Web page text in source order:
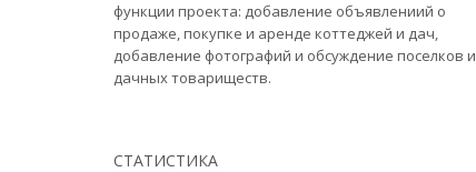
функции проекта: добавление объявлениий о
продаже, покупке и аренде коттеджей и дач,
добавление фотографий и обсуждение поселков и
дачных товариществ.
СТАТИСТИКА